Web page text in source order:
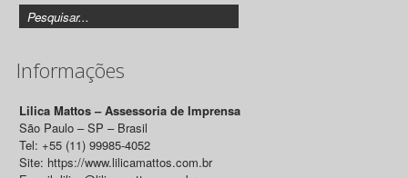
Informações
Lilica Mattos – Assessoria de Imprensa
São Paulo – SP – Brasil
Tel: +55 (11) 99985-4052
Site: https://www.lilicamattos.com.br